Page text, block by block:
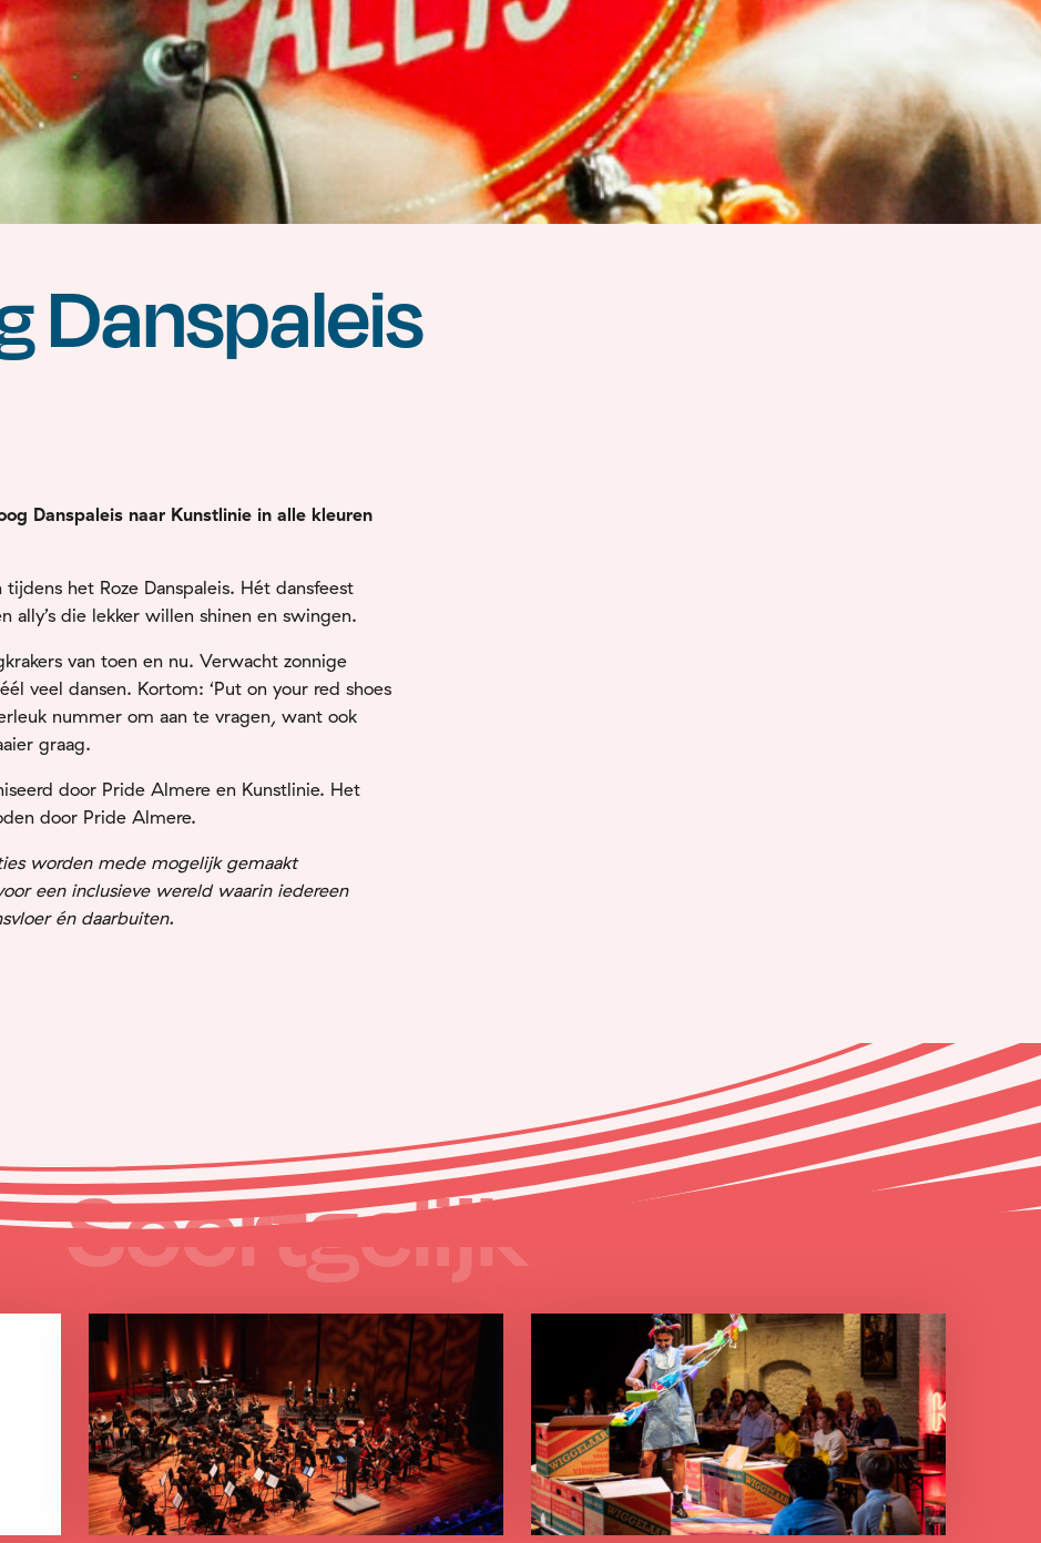
Danspaleis
Danspaleis naar Kunstlinie in alle kleuren
het Roze Danspaleis. Hét dansfeest
ally’s die lekker willen shinen en swingen.
van toen en nu. Verwacht zonnige
veel dansen. Kortom: ‘Put on your red shoes
nummer om aan te vragen, want ook
graag.
door Pride Almere en Kunstlinie. Het
door Pride Almere.
worden mede mogelijk gemaakt
een inclusieve wereld waarin iedereen
én daarbuiten.
Soortgelijk